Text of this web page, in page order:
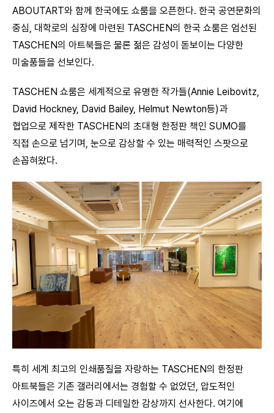
ABOUTART와 함께 한국에도 쇼룸을 오픈한다. 한국 공연문화의
중심, 대학로의 심장에 마련된 TASCHEN의 한국 쇼룸은 엄선된
TASCHEN의 아트북들은 물론 젊은 감성이 돋보이는 다양한
미술품들을 선보인다.
TASCHEN 쇼룸은 세계적으로 유명한 작가들(Annie Leibovitz,
David Hockney, David Bailey, Helmut Newton등)과
협업으로 제작한 TASCHEN의 초대형 한정판 책인 SUMO를
직접 손으로 넘기며, 눈으로 감상할 수 있는 매력적인 스팟으로
손꼽혀왔다.
특히 세계 최고의 인쇄품질을 자랑하는 TASCHEN의 한정판
아트북들은 기존 갤러리에서는 경험할 수 없었던, 압도적인
사이즈에서 오는 감동과 디테일한 감상까지 선사한다. 여기에